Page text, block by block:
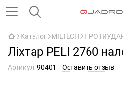
Каталог MILTECH
Ліхтар PELI 2760
Артикул:90401 Оставить отзыв